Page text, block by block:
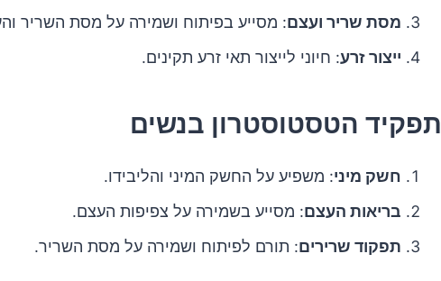
מסת שריר ועצם: מסייע בפיתוח ושמירה על מסת השריר
ייצור זרע: חיוני לייצור תאי זרע תקינים.
תפקיד הטסטוסטרון בנשים
חשק מיני: משפיע על החשק המיני והליבידו.
בריאות העצם: מסייע בשמירה על צפיפות העצם.
תפקוד שרירים: תורם לפיתוח ושמירה על מסת השריר.